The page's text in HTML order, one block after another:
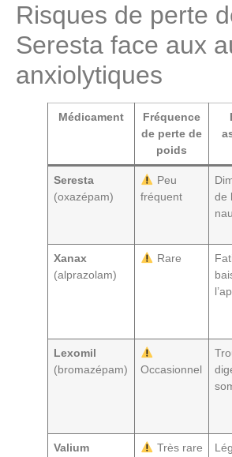
Risques de perte
Seresta face aux
anxiolytiques
Médicament
Fréquence
de perte de
poids
Seresta
(oxazépam)
Peu
fréquent
de
Xanax
(alprazolam)
Rare
Lexomil
(bromazépam)
Occasionnel
Valium
Très rare